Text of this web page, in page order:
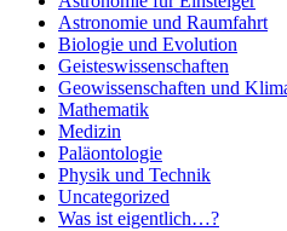
Astronomie und Raumfahrt
Biologie und Evolution
Geisteswissenschaften
Geowissenschaften und
Mathematik
Medizin
Paläontologie
Physik und Technik
Uncategorized
Was ist eigentlich…?